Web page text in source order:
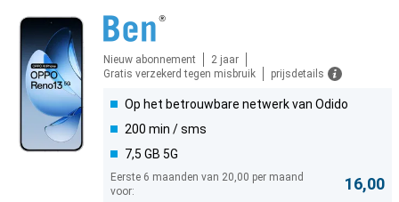
Nieuw abonnement
2 jaar
Gratis verzekerd tegen misbruik
prijsdetails
Op het betrouwbare netwerk van Odido
200 min / sms
7,5 GB 5G
Eerste 6 maanden van 20,00 per maand
voor:
16,00